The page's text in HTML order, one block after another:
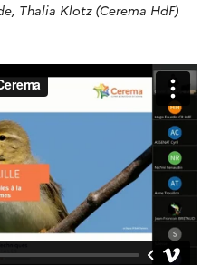
Thalia Klotz (Cerema HdF)